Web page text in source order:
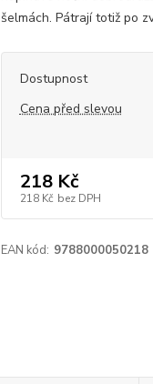
šelmách. Pátrají totiž po
Dostupnost
Cena před slevou
218 Kč
218 Kč bez DPH
EAN kód: 9788000050218